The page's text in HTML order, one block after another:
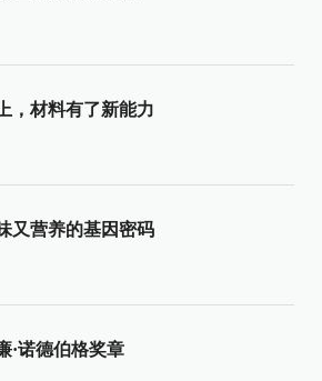
，材料有了新能力
又营养的基因密码
·诺德伯格奖章